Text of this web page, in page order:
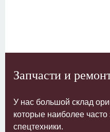
Запчасти и
У нас большой склад
которые наиболее
спецтехники.